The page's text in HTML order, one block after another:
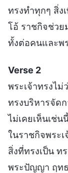
ทรงทำทุกๆ สิ่ง
โอ้ ราชกิจช่ว
ทั้งต่อคนและพ
Verse 2
พระเจ้าทรงไม่
ทรงบริหารจัด
ไม่เคยเห็นเช่
ในราชกิจพระ
สิ่งที่ทรงเป็น ท
พระปัญญา ฤท